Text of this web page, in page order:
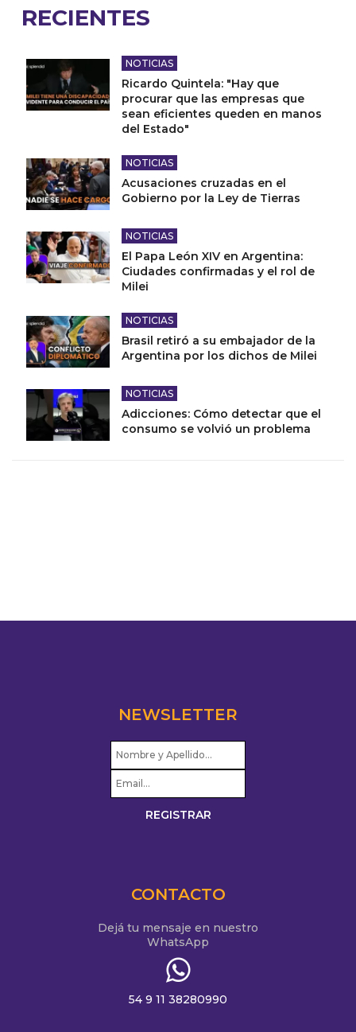
RECIENTES
NOTICIAS
Ricardo Quintela: "Hay que
procurar que las empresas que
sean eficientes queden en manos
del Estado"
NOTICIAS
Acusaciones cruzadas en el
Gobierno por la Ley de Tierras
NOTICIAS
El Papa León XIV en Argentina:
Ciudades confirmadas y el rol de
Milei
NOTICIAS
Brasil retiró a su embajador de la
Argentina por los dichos de Milei
NOTICIAS
Adicciones: Cómo detectar que el
consumo se volvió un problema
NEWSLETTER
CONTACTO
Dejá tu mensaje en nuestro
WhatsApp
54 9 11 38280990